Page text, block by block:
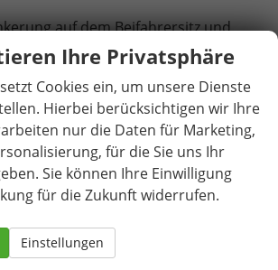
auf dem Beifahrersitz und
Rücksitzen inklusive Top-Tether
im Gepäckraum
(Reifenpannenspray inklusive
für eine Anhängerzugvorrichtung
abblendbarer Innenspiegel
mit automatischer Abblendung
Ihre Privatsphäre
Cookies ein, um unsere Dienste
Hierbei berücksichtigen wir Ihre
nur die Daten für Marketing,
für die Sie uns Ihr
Sie können Ihre Einwilligung
für die Zukunft widerrufen.
Einstellungen